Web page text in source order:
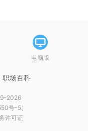
电脑版
职场百科
2026
号-5）
许可证